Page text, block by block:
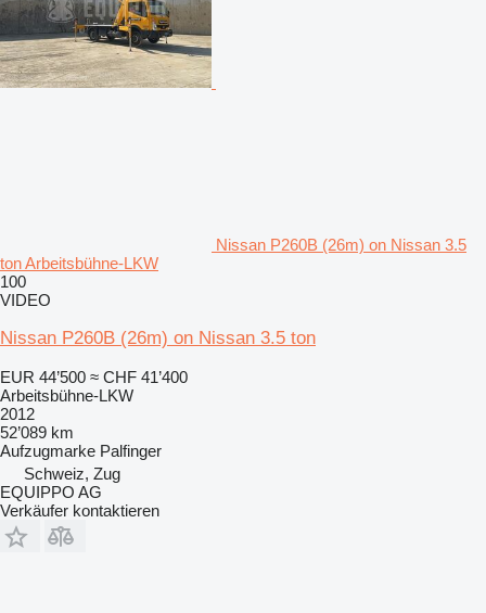
Nissan P260B (26m) on Nissan 3.5
ton Arbeitsbühne-LKW
100
VIDEO
Nissan P260B (26m) on Nissan 3.5 ton
EUR 44’500 ≈ CHF 41’400
Arbeitsbühne-LKW
2012
52’089 km
Aufzugmarke Palfinger
Schweiz, Zug
EQUIPPO AG
Verkäufer kontaktieren